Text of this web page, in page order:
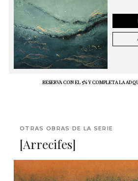
RESERVA CON EL 5% Y COMPLETA LA
OTRAS OBRAS DE LA SERIE
[Arrecifes]